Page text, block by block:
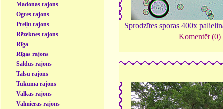
Madonas rajons
Ogres rajons
Preiļu rajons
Rēzeknes rajons
Rīga
Rīgas rajons
Saldus rajons
Talsu rajons
Tukuma rajons
Valkas rajons
Valmieras rajons
Sprodzītes sporas 400x
Komentēt (0)